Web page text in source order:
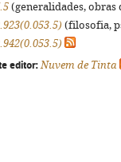
(generalidades,
(filosofia,
editor: Nuvem de Tinta